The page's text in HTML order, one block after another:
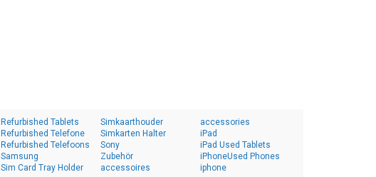
Refurbished Tablets
Refurbished Telefone
Refurbished Telefoons
Samsung
Sim Card Tray Holder
Simkaarthouder
Simkarten Halter
Sony
Zubehör
accessoires
accessories
iPad
iPad Used Tablets
iPhoneUsed Phones
iphone